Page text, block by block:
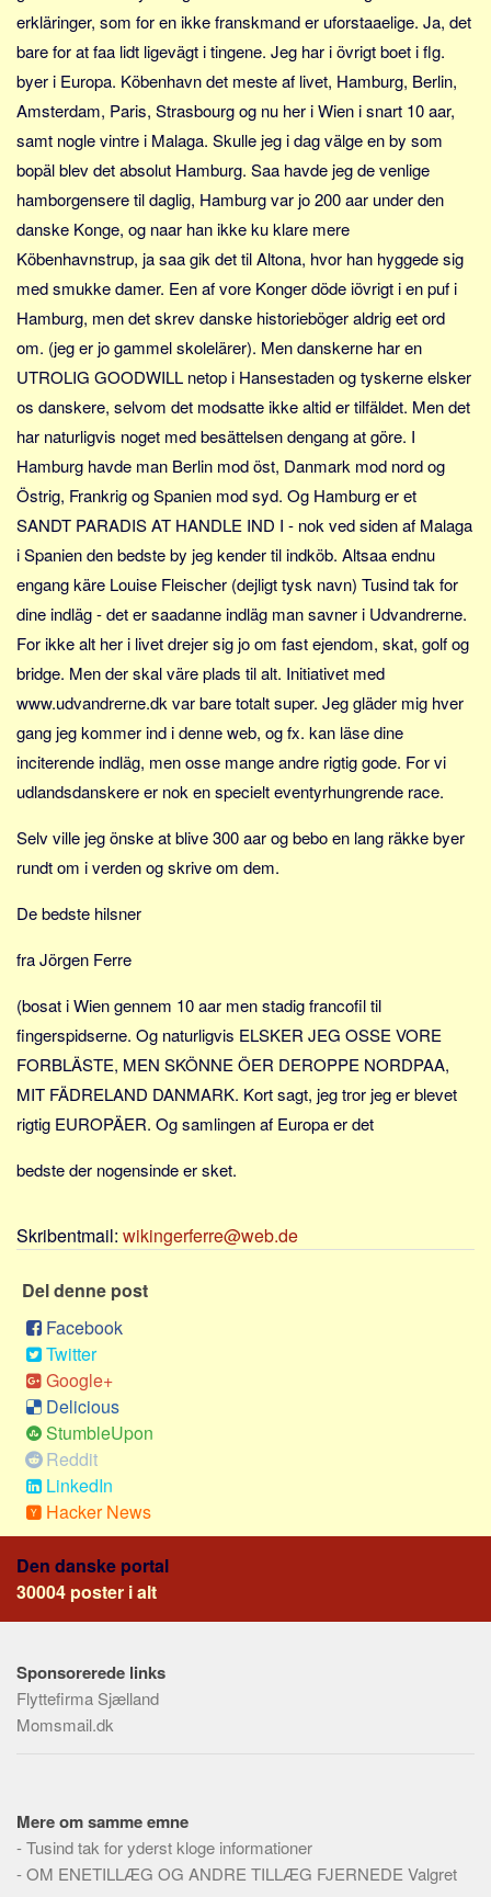
erkläringer, som for en ikke franskmand er uforstaaelige. Ja, det
bare for at faa lidt ligevägt i tingene. Jeg har i övrigt boet i flg.
byer i Europa. Köbenhavn det meste af livet, Hamburg, Berlin,
Amsterdam, Paris, Strasbourg og nu her i Wien i snart 10 aar,
samt nogle vintre i Malaga. Skulle jeg i dag välge en by som
bopäl blev det absolut Hamburg. Saa havde jeg de venlige
hamborgensere til daglig, Hamburg var jo 200 aar under den
danske Konge, og naar han ikke ku klare mere
Köbenhavnstrup, ja saa gik det til Altona, hvor han hyggede sig
med smukke damer. Een af vore Konger döde iövrigt i en puf i
Hamburg, men det skrev danske historieböger aldrig eet ord
om. (jeg er jo gammel skolelärer). Men danskerne har en
UTROLIG GOODWILL netop i Hansestaden og tyskerne elsker
os danskere, selvom det modsatte ikke altid er tilfäldet. Men det
har naturligvis noget med besättelsen dengang at göre. I
Hamburg havde man Berlin mod öst, Danmark mod nord og
Östrig, Frankrig og Spanien mod syd. Og Hamburg er et
SANDT PARADIS AT HANDLE IND I - nok ved siden af Malaga
i Spanien den bedste by jeg kender til indköb. Altsaa endnu
engang käre Louise Fleischer (dejligt tysk navn) Tusind tak for
dine indläg - det er saadanne indläg man savner i Udvandrerne.
For ikke alt her i livet drejer sig jo om fast ejendom, skat, golf og
bridge. Men der skal väre plads til alt. Initiativet med
www.udvandrerne.dk var bare totalt super. Jeg gläder mig hver
gang jeg kommer ind i denne web, og fx. kan läse dine
inciterende indläg, men osse mange andre rigtig gode. For vi
udlandsdanskere er nok en specielt eventyrhungrende race.
Selv ville jeg önske at blive 300 aar og bebo en lang räkke byer
rundt om i verden og skrive om dem.
De bedste hilsner
fra Jörgen Ferre
(bosat i Wien gennem 10 aar men stadig francofil til
fingerspidserne. Og naturligvis ELSKER JEG OSSE VORE
FORBLÄSTE, MEN SKÖNNE ÖER DEROPPE NORDPAA,
MIT FÄDRELAND DANMARK. Kort sagt, jeg tror jeg er blevet
rigtig EUROPÄER. Og samlingen af Europa er det
bedste der nogensinde er sket.
Skribentmail: wikingerferre@web.de
Del denne post
Facebook
Twitter
Google+
Delicious
StumbleUpon
Reddit
LinkedIn
Hacker News
Den danske portal
30004 poster i alt
Sponsorerede links
Flyttefirma Sjælland
Momsmail.dk
Mere om samme emne
-Tusind tak for yderst kloge informationer
-OM ENETILLÆG OG ANDRE TILLÆG FJERNEDE Valgret